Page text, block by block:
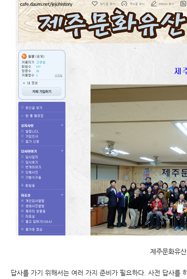
제주문화유
답사를 가기 위해서는 여러 가지 준비가 필요하다. 사전 답사를